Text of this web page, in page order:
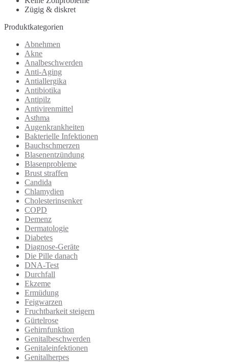
Zügig & diskret
Produktkategorien
Abnehmen
Akne
Analbeschwerden
Anti-Aging
Antiallergika
Antibiotika
Antipilz
Antivirenmittel
Asthma
Augenkrankheiten
Bakterielle Infektionen
Bauchschmerzen
Blasenentzündung
Blasenprobleme
Brust straffen
Candida
Chlamydien
Cholesterinsenker
COPD
Demenz
Dermatologie
Diabetes
Diagnose-Geräte
Die Pille danach
DNA-Test
Durchfall
Ekzeme
Ermüdung
Feigwarzen
Fruchtbarkeit steigern
Gürtelrose
Gehirnfunktion
Genitalbeschwerden
Genitaleinfektionen
Genitalherpes